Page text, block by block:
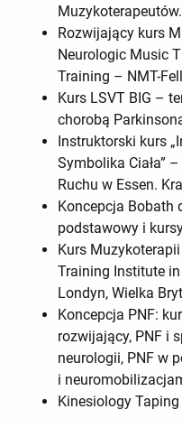
Rozwijający kurs
Neurologic Music
Training – NMT-
Kurs LSVT BIG –
chorobą
Instruktorski kurs
Symbolika Ciała”
Ruchu w Essen.
Koncepcja Bobath
podstawowy i
Kurs
Training Institute
Londyn, Wielka
Koncepcja PNF:
rozwijający, PNF i
neurologii, PNF w
i
Kinesiology